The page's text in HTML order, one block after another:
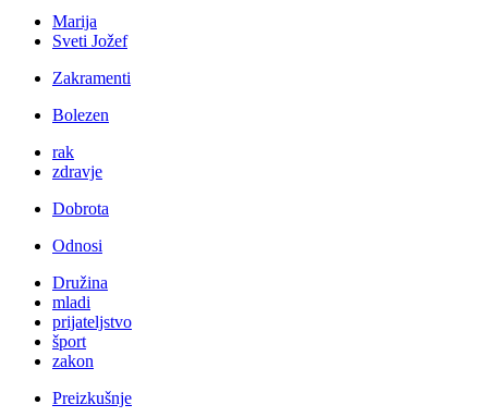
Marija
Sveti Jožef
Zakramenti
Bolezen
rak
zdravje
Dobrota
Odnosi
Družina
mladi
prijateljstvo
šport
zakon
Preizkušnje